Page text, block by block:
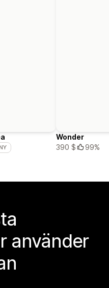
Wonder
390 $
99%
använder